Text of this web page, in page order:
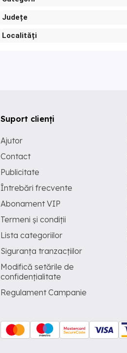
Județe
Localități
Suport clienți
Ajutor
Contact
Publicitate
Întrebări frecvente
Abonament VIP
Termeni și condiții
Lista categoriilor
Siguranța tranzacțiilor
Modifică setările de
confidențialitate
Regulament Campanie